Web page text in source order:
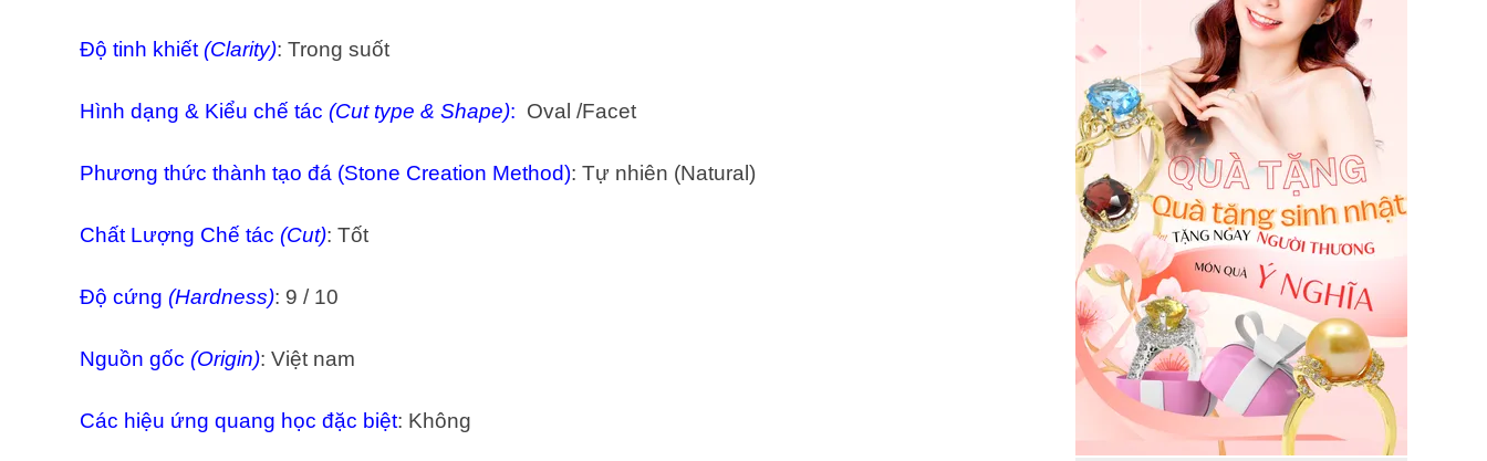
Độ tinh khiết (Clarity): Trong suốt
Hình dạng & Kiểu chế tác (Cut type & Shape): Oval /Facet
Phương thức thành tạo đá (Stone Creation Method): Tự nhiên (Natural)
Chất Lượng Chế tác (Cut): Tốt
Độ cứng (Hardness): 9 / 10
Nguồn gốc (Origin): Việt nam
Các hiệu ứng quang học đặc biệt: Không